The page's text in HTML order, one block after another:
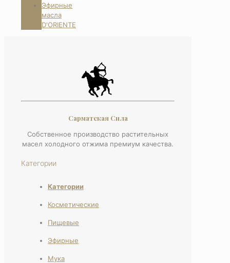
Эфирные
масла
D'ORIENTE
Сарматская Сила
Собственное производство растительных
масел холодного отжима премиум качества.
Категории
Категории
Косметические
Пищевые
Эфирные
Мука